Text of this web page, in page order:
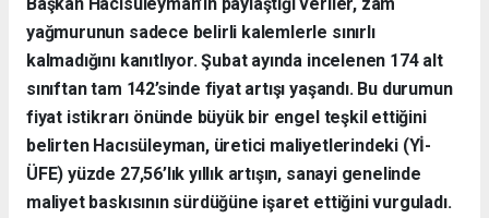
yağmurunun sadece belirli kalemlerle sınırlı
kalmadığını kanıtlıyor. Şubat ayında incelenen 174 alt
sınıftan tam 142’sinde fiyat artışı yaşandı. Bu durumun
fiyat istikrarı önünde büyük bir engel teşkil ettiğini
belirten Hacısüleyman, üretici maliyetlerindeki (Yİ-
ÜFE) yüzde 27,56’lık yıllık artışın, sanayi genelinde
maliyet baskısının sürdüğüne işaret ettiğini vurguladı.